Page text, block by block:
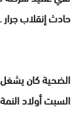
حادث إنقلاب جرار .
الضحية كان
السبت أولاد